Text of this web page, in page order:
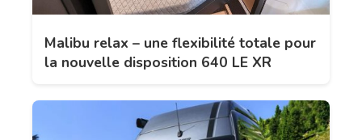
Malibu relax – une flexibilité totale pour
la nouvelle disposition 640 LE XR